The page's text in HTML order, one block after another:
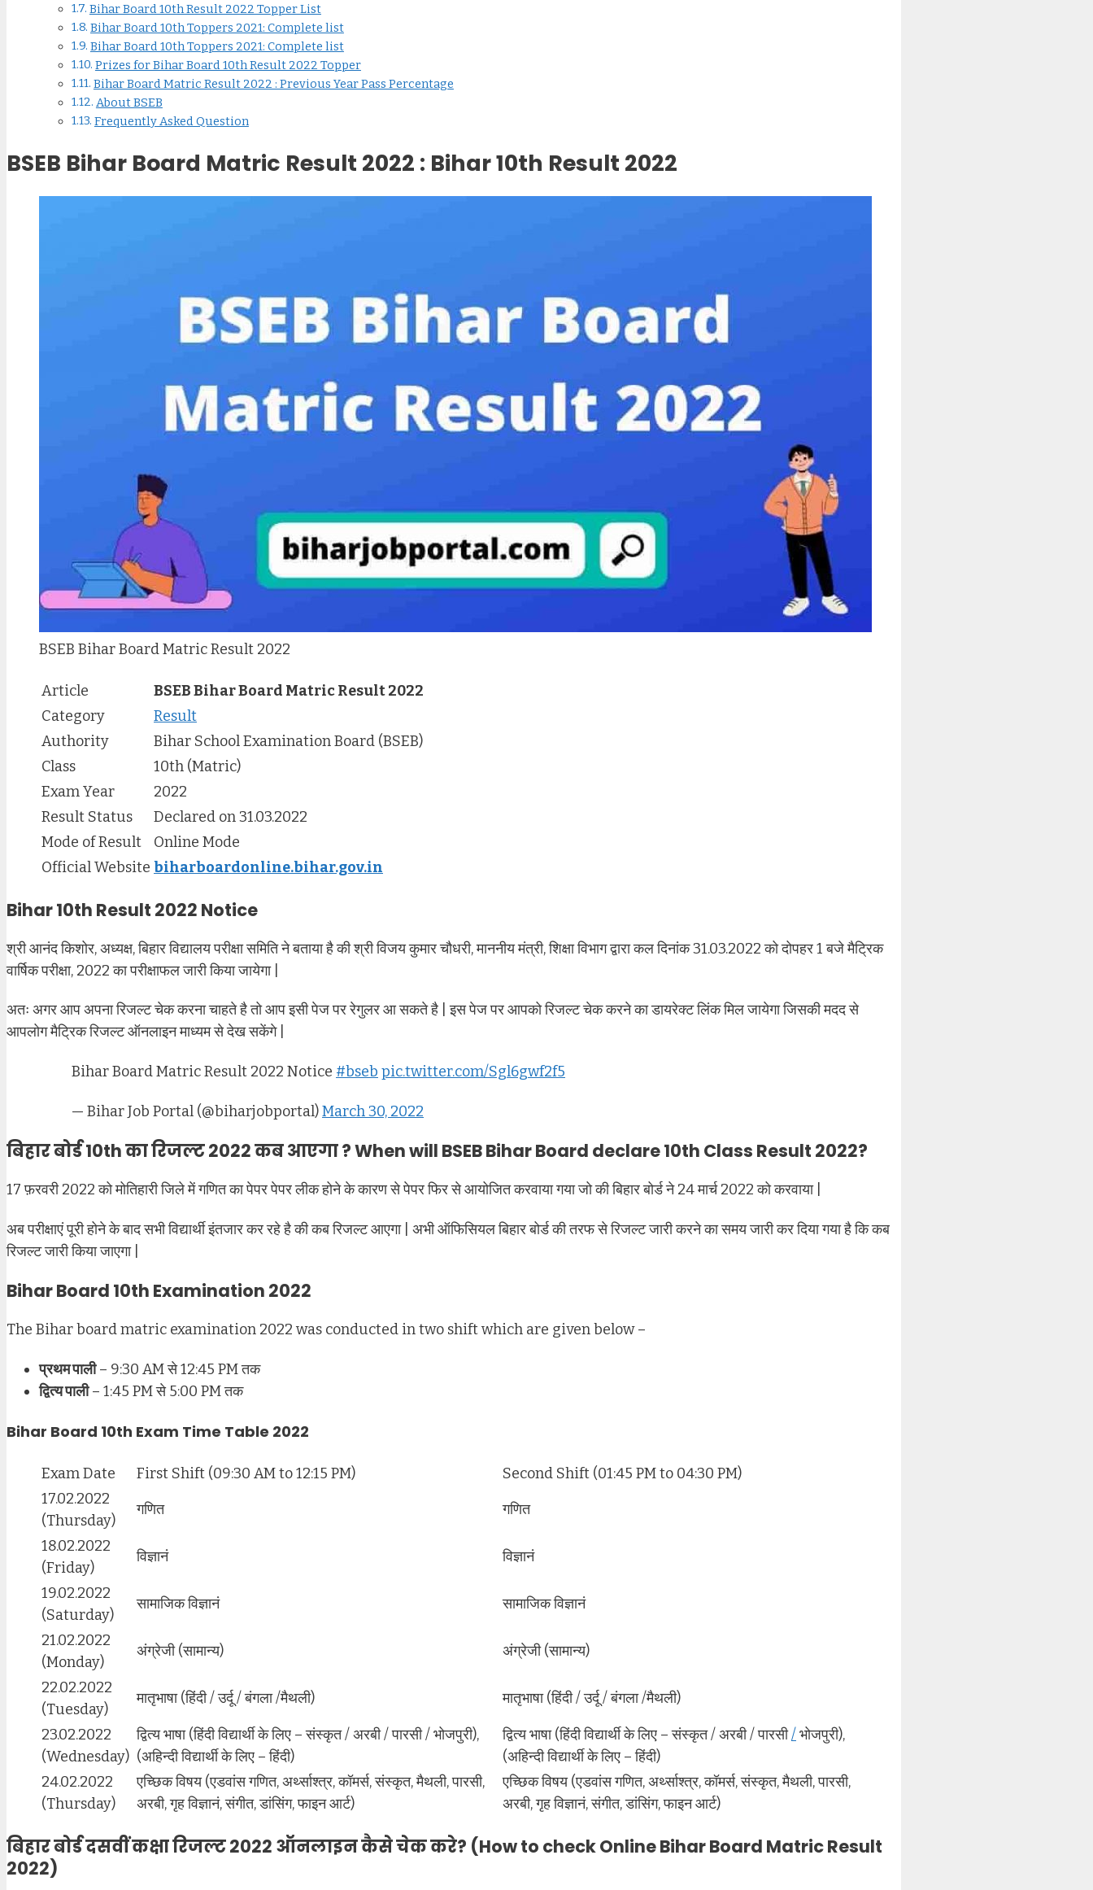
Bihar Board 10th Result 2022 Topper List
Bihar Board 10th Toppers 2021: Complete list
Bihar Board 10th Toppers 2021: Complete list
Prizes for Bihar Board 10th Result 2022 Topper
Bihar Board Matric Result 2022 : Previous Year Pass Percentage
About BSEB
Frequently Asked Question
BSEB Bihar Board Matric Result 2022 : Bihar 10th Result 2022
BSEB Bihar Board Matric Result 2022
Article
BSEB Bihar Board Matric Result 2022
Category
Result
Authority
Bihar School Examination Board (BSEB)
Class
10th (Matric)
Exam Year
2022
Result Status
Declared on 31.03.2022
Mode of Result
Online Mode
Official Website biharboardonline.bihar.gov.in
Bihar 10th Result 2022 Notice
श्री आनंद किशोर, अध्यक्ष, बिहार विद्यालय परीक्षा समिति ने बताया है की श्री विजय कुमार चौधरी, माननीय मंत्री, शिक्षा विभाग द्वारा कल दिनांक 31.03.2022 को दोपहर 1 बजे मैट्रिक
वार्षिक परीक्षा, 2022 का परीक्षाफल जारी किया जायेगा |
अतः अगर आप अपना रिजल्ट चेक करना चाहते है तो आप इसी पेज पर रेगुलर आ सकते है | इस पेज पर आपको रिजल्ट चेक करने का डायरेक्ट लिंक मिल जायेगा जिसकी मदद से
आपलोग मैट्रिक रिजल्ट ऑनलाइन माध्यम से देख सकेंगे |
Bihar Board Matric Result 2022 Notice #bseb pic.twitter.com/Sgl6gwf2f5
— Bihar Job Portal (@biharjobportal)March 30, 2022
बिहार बोर्ड 10th का रिजल्ट 2022 कब आएगा ? When will BSEB Bihar Board declare 10th Class Result 2022?
17 फ़रवरी 2022 को मोतिहारी जिले में गणित का पेपर पेपर लीक होने के कारण से पेपर फिर से आयोजित करवाया गया जो की बिहार बोर्ड ने 24 मार्च 2022 को करवाया |
अब परीक्षाएं पूरी होने के बाद सभी विद्यार्थी इंतजार कर रहे है की कब रिजल्ट आएगा | अभी ऑफिसियल बिहार बोर्ड की तरफ से रिजल्ट जारी करने का समय जारी कर दिया गया है कि कब
रिजल्ट जारी किया जाएगा |
Bihar Board 10th Examination 2022
The Bihar board matric examination 2022 was conducted in two shift which are given below –
प्रथम पाली– 9:30 AM से 12:45 PM तक
द्वित्य पाली– 1:45 PM से 5:00 PM तक
Bihar Board 10th Exam Time Table 2022
Exam Date First Shift (09:30 AM to 12:15 PM)
Second Shift (01:45 PM to 04:30 PM)
17.02.2022
(Thursday)
गणित गणित
18.02.2022
(Friday)
विज्ञानं विज्ञानं
19.02.2022
(Saturday)
सामाजिक विज्ञानं सामाजिक विज्ञानं
21.02.2022
(Monday)
अंग्रेजी (सामान्य) अंग्रेजी (सामान्य)
22.02.2022
(Tuesday)
मातृभाषा (हिंदी / उर्दू / बंगला /मैथली) मातृभाषा (हिंदी / उर्दू / बंगला /मैथली)
23.02.2022
(Wednesday)
द्वित्य भाषा (हिंदी विद्यार्थी के लिए – संस्कृत / अरबी / पारसी / भोजपुरी),
(अहिन्दी विद्यार्थी के लिए – हिंदी)
द्वित्य भाषा (हिंदी विद्यार्थी के लिए – संस्कृत / अरबी / पारसी/ भोजपुरी),
(अहिन्दी विद्यार्थी के लिए – हिंदी)
24.02.2022
(Thursday)
एच्छिक विषय (एडवांस गणित, अर्थ्साश्त्र, कॉमर्स, संस्कृत, मैथली, पारसी,
अरबी, गृह विज्ञानं, संगीत, डांसिंग, फाइन आर्ट)
एच्छिक विषय (एडवांस गणित, अर्थ्साश्त्र, कॉमर्स, संस्कृत, मैथली, पारसी,
अरबी, गृह विज्ञानं, संगीत, डांसिंग, फाइन आर्ट)
बिहार बोर्ड दसवीं कक्षा रिजल्ट 2022 ऑनलाइन कैसे चेक करे? (How to check Online Bihar Board Matric Result
2022)